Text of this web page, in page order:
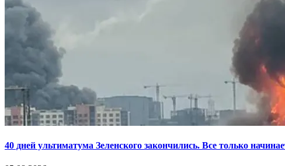
40 дней ультиматума Зеленского закончились. Все только